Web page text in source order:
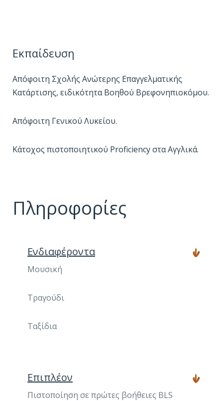
Εκπαίδευση
Απόφοιτη Σχολής Ανώτερης Επαγγελματικής
Κατάρτισης, ειδικότητα Βοηθού Βρεφονηπιοκόμου.
Απόφοιτη Γενικού Λυκείου.
Κάτοχος πιστοποιητικού Proficiency στα Αγγλικά.
Πληροφορίες
Ενδιαφέροντα
Μουσική
Τραγούδι
Ταξίδια
Επιπλέον
Πιστοποίηση σε πρώτες βοήθειες BLS